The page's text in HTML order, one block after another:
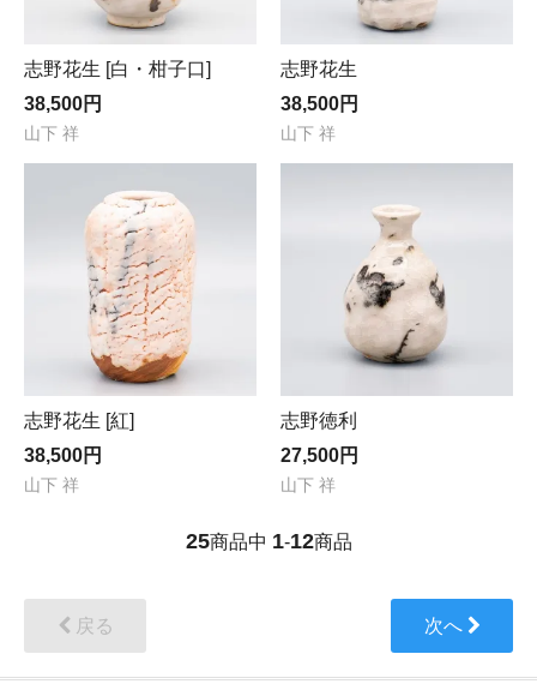
志野花生 [白・柑子口]
38,500円
山下 祥
志野花生
38,500円
山下 祥
志野花生 [紅]
38,500円
山下 祥
志野徳利
27,500円
山下 祥
25商品中 1-12商品
戻る 次へ